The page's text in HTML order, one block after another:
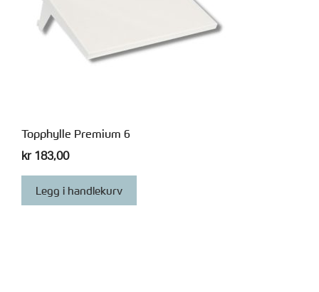
Topphylle Premium 6
kr183,00
Legg i handlekurv